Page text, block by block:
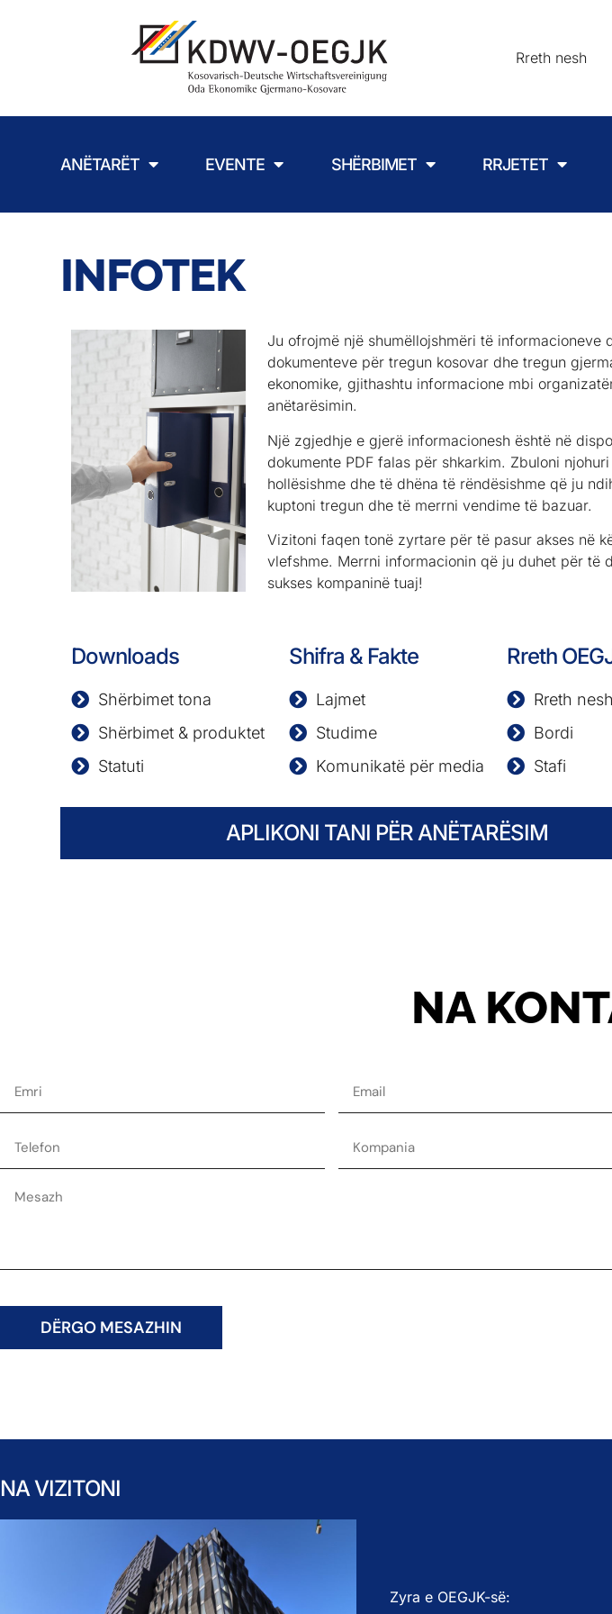
Rreth nesh
ANËTARËT EVENTE SHËRBIMET RRJETET
INFOTEK
Ju ofrojmë një shumëllojshmëri të informacioneve
dokumenteve për tregun kosovar dhe tregun
ekonomike, gjithashtu informacione mbi
anëtarësimin.
Një zgjedhje e gjerë informacionesh është në
dokumente PDF falas për shkarkim. Zbuloni
hollësishme dhe të dhëna të rëndësishme që ju
kuptoni tregun dhe të merrni vendime të bazuar.
Vizitoni faqen tonë zyrtare për të pasur akses në
vlefshme. Merrni informacionin që ju duhet për të
sukses kompaninë tuaj!
Downloads
Shërbimet tona
Shërbimet & produktet
Statuti
Shifra & Fakte
Lajmet
Studime
Komunikatë për media
Rreth
Rreth nesh
Bordi
Stafi
APLIKONI TANI PËR ANËTARËSIM
NA
DËRGO MESAZHIN
NA VIZITONI
Zyra e OEGJK-së: